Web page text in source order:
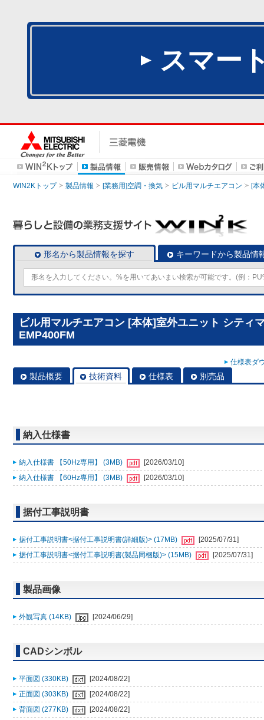
スマー
WIN2Kトップ 製品情報 [業務用]空調・換気 ビル用マルチエアコン [本
形名から製品情報を探す キーワードから製品情
ビル用マルチエアコン [本体]室外ユニット シティ
EMP400FM
仕様表ダ
製品概要 技術資料 仕様表 別売品
納入仕様書
納入仕様書 【50Hz専用】 (3MB)
[2026/03/10]
納入仕様書 【60Hz専用】 (3MB)
[2026/03/10]
据付工事説明書
据付工事説明書<据付工事説明書(詳細版)> (17MB)
[2025/07/31]
据付工事説明書<据付工事説明書(製品同梱版)> (15MB)
[2025/07/31]
製品画像
外観写真 (14KB) [2024/06/29]
CADシンボル
平面図 (330KB)
[2024/08/22]
正面図 (303KB)
[2024/08/22]
背面図 (277KB)
[2024/08/22]